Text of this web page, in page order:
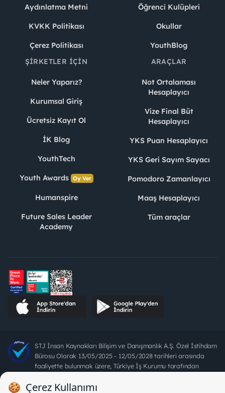
Aydınlatma Metni
KVKK Politikası
Çerez Politikası
Öğrenci Kulüpleri
Okullar
YouthBlog
ŞIRKETLER İÇIN
Neler Yaparız?
Kurumsal Giriş
Ücretsiz Kayıt Ol
İK Blog
YouthTech
Youth Awards Oy Ver
Humanspire
Future Sales Leader
Academy
ARAÇLAR
Not Ortalaması
Hesaplayıcı
Vize Final Büt
Hesaplayıcı
YKS Puan Hesaplayıcı
YKS Geri Sayım Sayacı
Pomodoro Zamanlayıcı
Maaş Hesaplayıcı
Tüm araçlar
STJ İnsan Kaynakları Bilişim ve Danışmanlık A.Ş. Özel İstihdam
Bürosu Olarak 13/05/2025 - 12/05/2028 tarihleri arasında
faaliyette bulunmak üzere, Türkiye İş Kurumu tarafından
belge ile faaliyet göstermektedir. 4904 sayılı kanun uyarınca iş